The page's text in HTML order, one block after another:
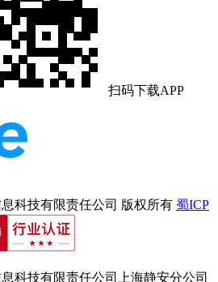
扫码下载APP
科技有限责任公司 版权所有 蜀ICP
科技有限责任公司上海静安分公司